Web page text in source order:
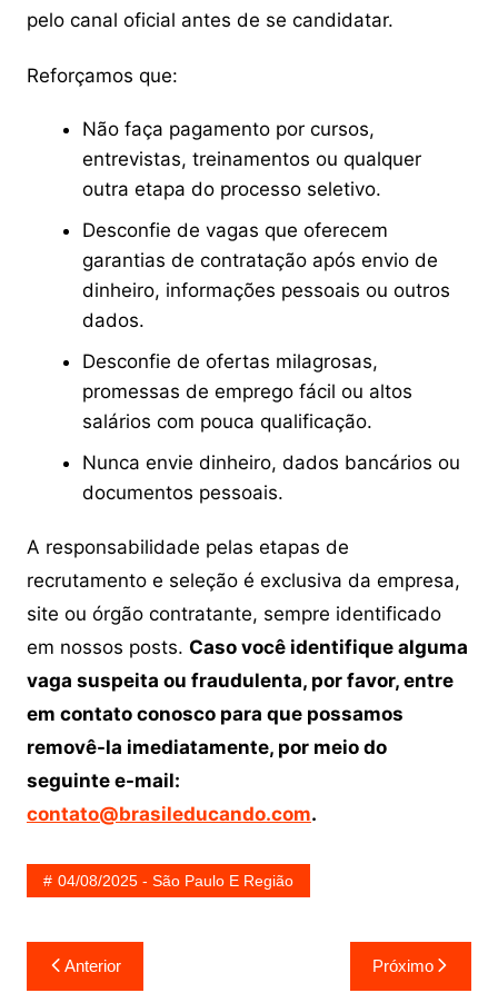
pelo canal oficial antes de se candidatar.
Reforçamos que:
Não faça pagamento por cursos,
entrevistas, treinamentos ou qualquer
outra etapa do processo seletivo.
Desconfie de vagas que oferecem
garantias de contratação após envio de
dinheiro, informações pessoais ou outros
dados.
Desconfie de ofertas milagrosas,
promessas de emprego fácil ou altos
salários com pouca qualificação.
Nunca envie dinheiro, dados bancários ou
documentos pessoais.
A responsabilidade pelas etapas de
recrutamento e seleção é exclusiva da empresa,
site ou órgão contratante, sempre identificado
em nossos posts. Caso você identifique alguma
vaga suspeita ou fraudulenta, por favor, entre
em contato conosco para que possamos
removê-la imediatamente, por meio do
seguinte e-mail:
contato@brasileducando.com.
04/08/2025 - São Paulo E Região
Navegação
de
Anterior Próximo